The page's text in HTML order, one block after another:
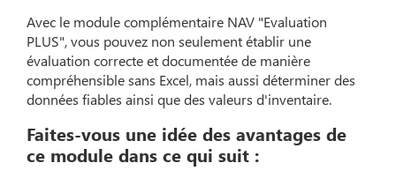
Avec le module complémentaire NAV "Evaluation
PLUS", vous pouvez non seulement établir une
évaluation correcte et documentée de manière
compréhensible sans Excel, mais aussi déterminer des
données fiables ainsi que des valeurs d'inventaire.
Faites-vous une idée des avantages de
ce module dans ce qui suit :